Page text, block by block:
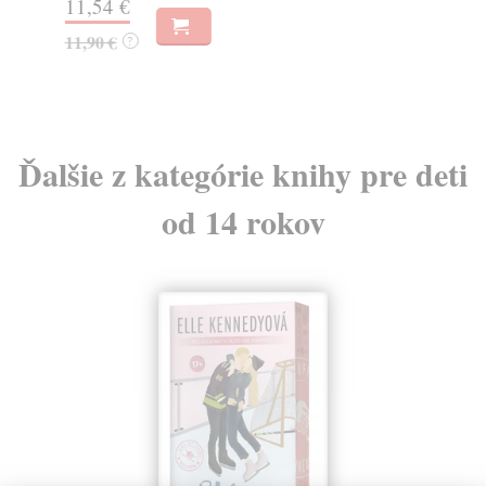
11,54 €
11,90 € ?
Ďalšie z kategórie knihy pre deti
od 14 rokov